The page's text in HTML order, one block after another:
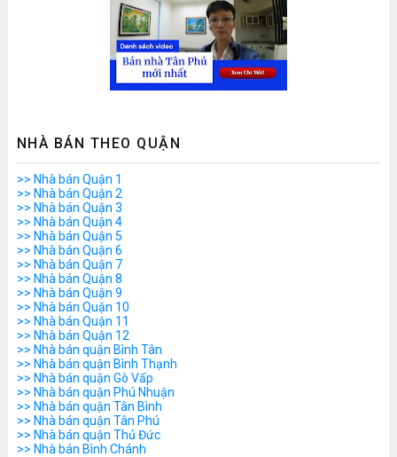
NHÀ BÁN THEO QUẬN
>> Nhà bán Quận 1
>> Nhà bán Quận 2
>> Nhà bán Quận 3
>> Nhà bán Quận 4
>> Nhà bán Quận 5
>> Nhà bán Quận 6
>> Nhà bán Quận 7
>> Nhà bán Quận 8
>> Nhà bán Quận 9
>> Nhà bán Quận 10
>> Nhà bán Quận 11
>> Nhà bán Quận 12
>> Nhà bán quận Bình Tân
>> Nhà bán quận Bình Thạnh
>> Nhà bán quận Gò Vấp
>> Nhà bán quận Phú Nhuận
>> Nhà bán quận Tân Bình
>> Nhà bán quận Tân Phú
>> Nhà bán quận Thủ Đức
>> Nhà bán Bình Chánh